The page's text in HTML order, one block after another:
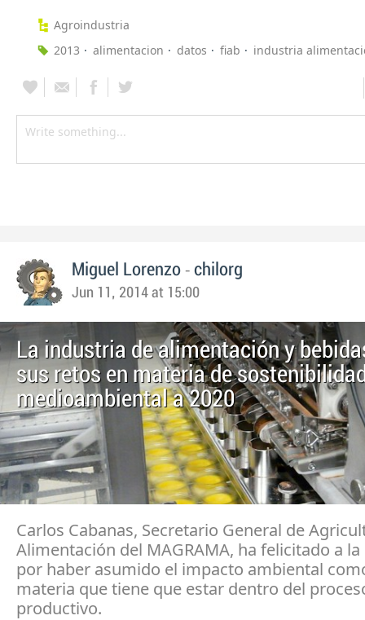
Agroindustria
2013
alimentacion datos fiab industria
Miguel Lorenzo - chilorg
Jun 11, 2014 at 15:00
La industria de alimentación y
sus retos en materia de
medioambiental a 2020
Carlos Cabanas, Secretario General de
Alimentación del MAGRAMA, ha felicitado a
por haber asumido el impacto ambiental
materia que tiene que estar dentro del
productivo.